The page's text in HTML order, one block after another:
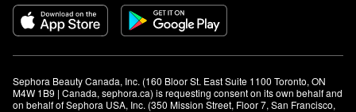
Sephora Beauty Canada, Inc. (160 Bloor St. East Suite 1100 Toronto, ON
M4W 1B9 | Canada, sephora.ca) is requesting consent on its own behalf and
on behalf of Sephora USA, Inc. (350 Mission Street, Floor 7, San Francisco,